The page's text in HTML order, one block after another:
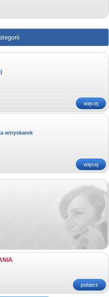
kategorii
więcej
wtryskarek
więcej
pobierz